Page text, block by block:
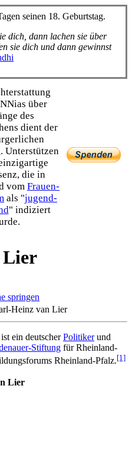
seinen 18. Geburtstag.
dich, dann lachen sie über
sie dich und dann gewinnst
über
des
dient der
Unterstützen
die in
vom Frauen­
als "jugend­
" indiziert
Lier
springen
Heinz van Lier
ein deutscherPolitikerund
Stiftung für Rheinland-
Rheinland-Pfalz.[1]
Lier